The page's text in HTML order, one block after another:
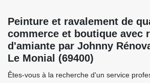
Peinture et ravalement de
commerce et boutique avec
d'amiante par Johnny
Le Monial (69400)
Êtes-vous à la recherche d'un service